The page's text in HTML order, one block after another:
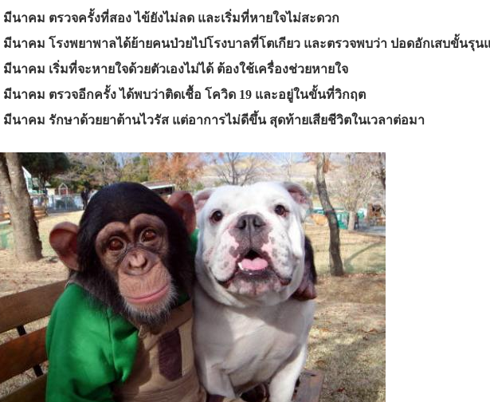
มีนาคม ตรวจครั้งที่สอง ไข้ยังไม่ลด และเริ่มที่หายใจไม่สะดวก
มีนาคม โรงพยาพาลได้ย้ายคนป่วยไปโรงบาลที่โตเกียว และตรวจพบว่า ปอดอักเสบขั้นรุน
มีนาคม เริ่มที่จะหายใจด้วยตัวเองไม่ได้ ต้องใช้เครื่องช่วยหายใจ
มีนาคม ตรวจอีกครั้ง ได้พบว่าติดเชื้อ โควิด 19 และอยู่ในขั้นที่วิกฤต
มีนาคม รักษาด้วยยาต้านไวรัส แต่อาการไม่ดีขึ้น สุดท้ายเสียชีวิตในเวลาต่อมา